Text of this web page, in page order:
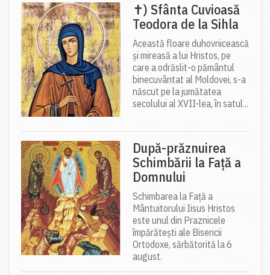
✝) Sfânta Cuvioasă
Teodora de la Sihla
Această floare duhovnicească
și mireasă a lui Hristos, pe
care a odrăslit-o pământul
binecuvântat al Moldovei, s-a
născut pe la jumătatea
secolului al XVII-lea, în satul...
După-prăznuirea
Schimbării la Față a
Domnului
Schimbarea la Față a
Mântuitorului Iisus Hristos
este unul din Praznicele
împărătești ale Bisericii
Ortodoxe, sărbătorită la 6
august.